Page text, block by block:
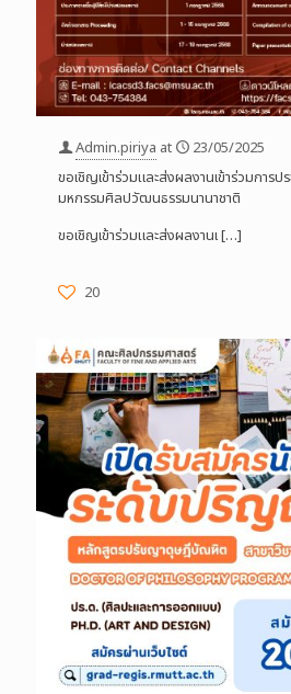
Admin.piriya at
23/05/2025
ขอเชิญเข้าร่วมและส่งผลงานเข้าร่วมการป
มหกรรมศิลปวัฒนธรรมนานาชาติ
ขอเชิญเข้าร่วมและส่งผลงานเ[…]
20